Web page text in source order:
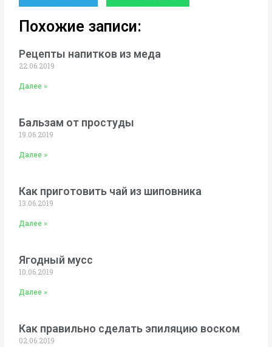
Похожие записи:
Рецепты напитков из меда
22.06.2019
Далее »
Бальзам от простуды
19.06.2019
Далее »
Как приготовить чай из шиповника
13.06.2019
Далее »
Ягодный мусс
10.06.2019
Далее »
Как правильно сделать эпиляцию воском
02.06.2019